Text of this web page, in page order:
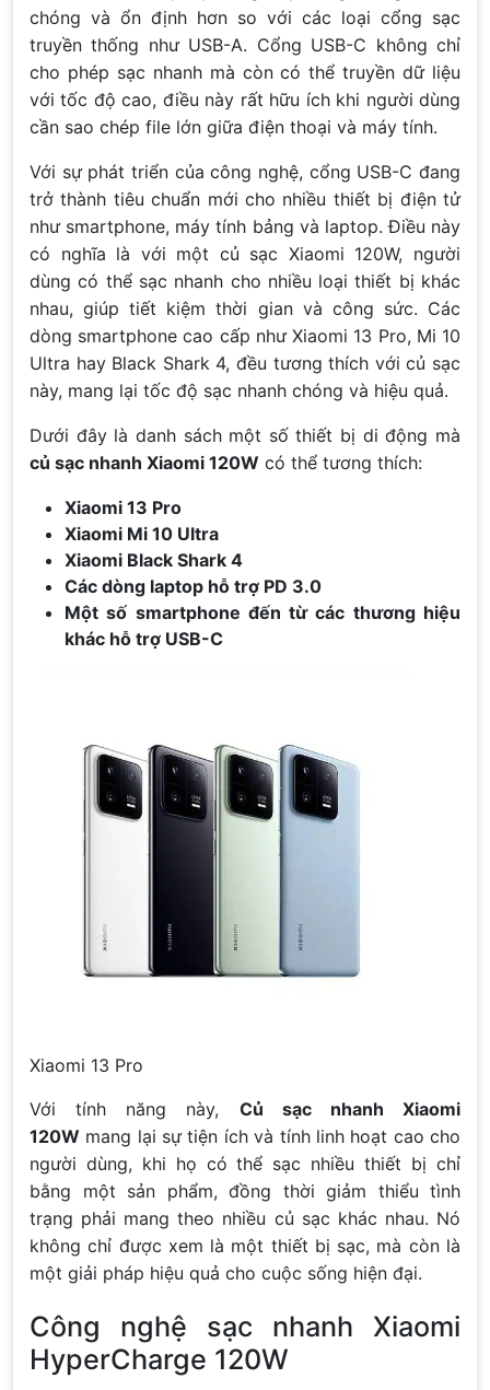
chóng và ổn định hơn so với các loại cổng sạc
truyền thống như USB-A. Cổng USB-C không chỉ
cho phép sạc nhanh mà còn có thể truyền dữ liệu
với tốc độ cao, điều này rất hữu ích khi người dùng
cần sao chép file lớn giữa điện thoại và máy tính.
Với sự phát triển của công nghệ, cổng USB-C đang
trở thành tiêu chuẩn mới cho nhiều thiết bị điện tử
như smartphone, máy tính bảng và laptop. Điều này
có nghĩa là với một củ sạc Xiaomi 120W, người
dùng có thể sạc nhanh cho nhiều loại thiết bị khác
nhau, giúp tiết kiệm thời gian và công sức. Các
dòng smartphone cao cấp như Xiaomi 13 Pro, Mi 10
Ultra hay Black Shark 4, đều tương thích với củ sạc
này, mang lại tốc độ sạc nhanh chóng và hiệu quả.
Dưới đây là danh sách một số thiết bị di động mà
củ sạc nhanh Xiaomi 120W có thể tương thích:
Xiaomi 13 Pro
Xiaomi Mi 10 Ultra
Xiaomi Black Shark 4
Các dòng laptop hỗ trợ PD 3.0
Một số smartphone đến từ các thương hiệu
khác hỗ trợ USB-C
Xiaomi 13 Pro
Với tính năng này, Củ sạc nhanh Xiaomi
120W mang lại sự tiện ích và tính linh hoạt cao cho
người dùng, khi họ có thể sạc nhiều thiết bị chỉ
bằng một sản phẩm, đồng thời giảm thiểu tình
trạng phải mang theo nhiều củ sạc khác nhau. Nó
không chỉ được xem là một thiết bị sạc, mà còn là
một giải pháp hiệu quả cho cuộc sống hiện đại.
Công nghệ sạc nhanh Xiaomi
HyperCharge 120W